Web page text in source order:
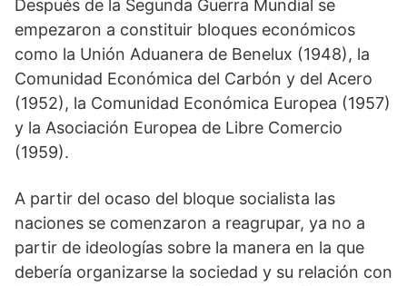
Después de la Segunda Guerra Mundial se
empezaron a constituir bloques económicos
como la Unión Aduanera de Benelux (1948), la
Comunidad Económica del Carbón y del Acero
(1952), la Comunidad Económica Europea (1957)
y la Asociación Europea de Libre Comercio
(1959).
A partir del ocaso del bloque socialista las
naciones se comenzaron a reagrupar, ya no a
partir de ideologías sobre la manera en la que
debería organizarse la sociedad y su relación con